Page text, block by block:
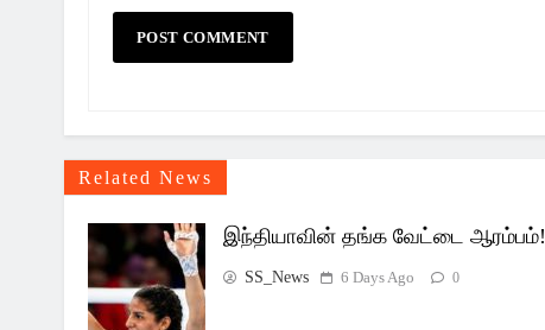
Related News
இந்தியாவின் தங்க வேட்டை ஆரம்பம்!
SS_News 6 Days Ago 0